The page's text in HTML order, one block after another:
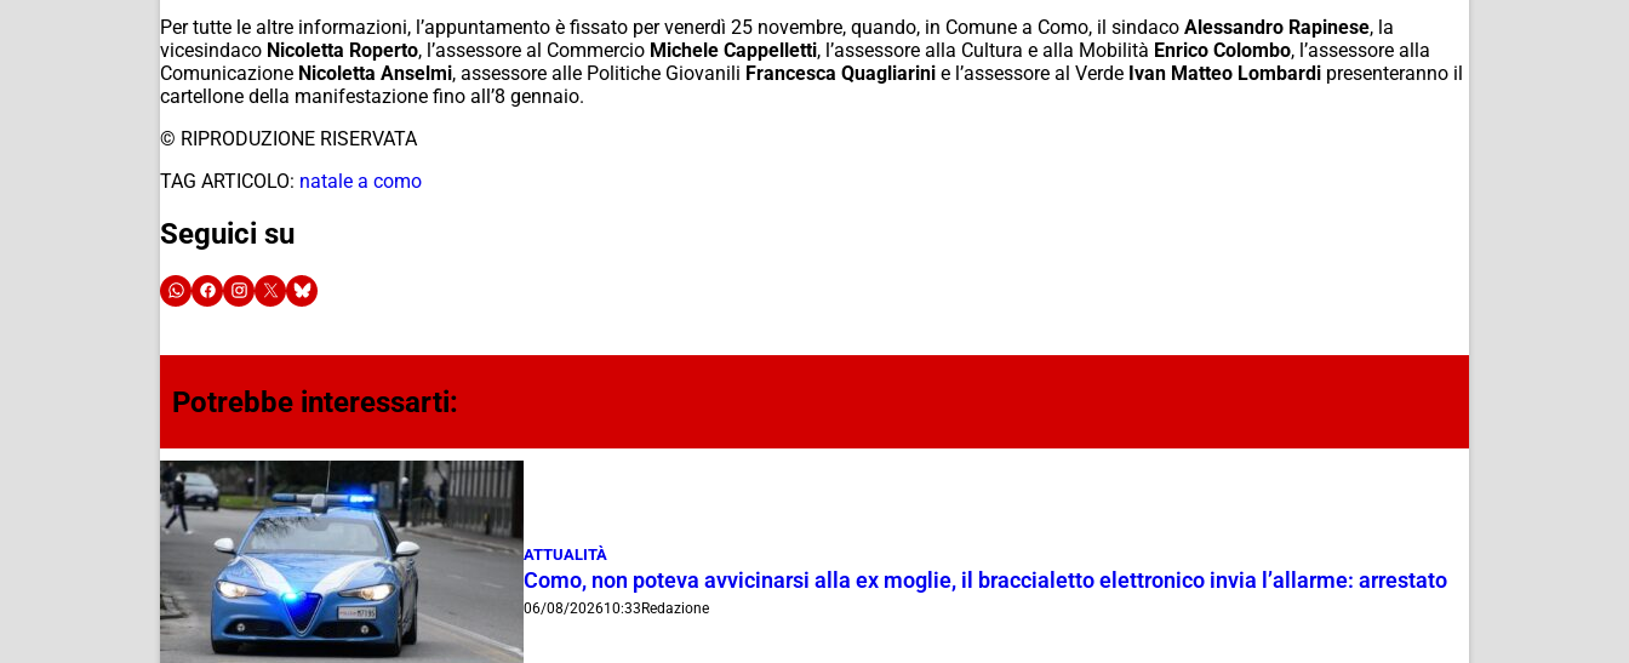
Per tutte le altre informazioni, l’appuntamento è fissato per venerdì 25 novembre, quando, in Comune a Como, il sindaco Alessandro Rapinese, la
vicesindaco Nicoletta Roperto, l’assessore al Commercio Michele Cappelletti, l’assessore alla Cultura e alla Mobilità Enrico Colombo, l’assessore alla
Comunicazione Nicoletta Anselmi, assessore alle Politiche Giovanili Francesca Quagliarini e l’assessore al Verde Ivan Matteo Lombardi presenteranno il
cartellone della manifestazione fino all’8 gennaio.
© RIPRODUZIONE RISERVATA
TAG ARTICOLO: natale a como
Seguici su
Potrebbe interessarti:
ATTUALITÀ
Como, non poteva avvicinarsi alla ex moglie, il braccialetto elettronico invia l’allarme: arrestato
06/08/202610:33 Redazione